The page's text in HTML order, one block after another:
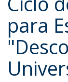
para